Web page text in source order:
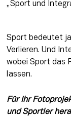
„Sport und
Sport bedeutet
Verlieren. Und
wobei Sport das
lassen.
Für Ihr
und Sportler